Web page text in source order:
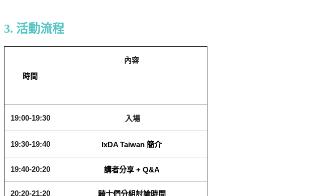
3. 活動流程
時間
內容
19:00-19:30 入場
19:30-19:40 IxDA Taiwan 簡介
19:40-20:20 講者分享 + Q&A
20:20-21:20 騎士們分組討論時間